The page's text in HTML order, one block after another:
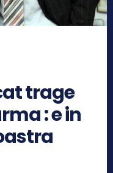
trage
: e in